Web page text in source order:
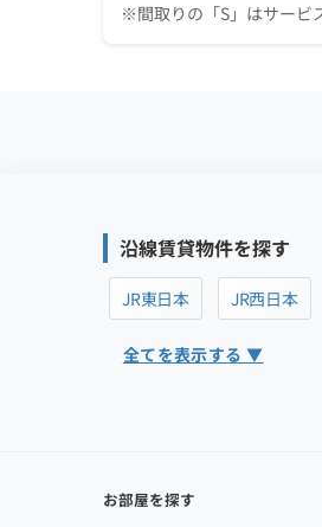
※間取りの「S」はサービ
沿線賃貸物件を探す
JR東日本 JR西日本
全てを表示する ▼
お部屋を探す